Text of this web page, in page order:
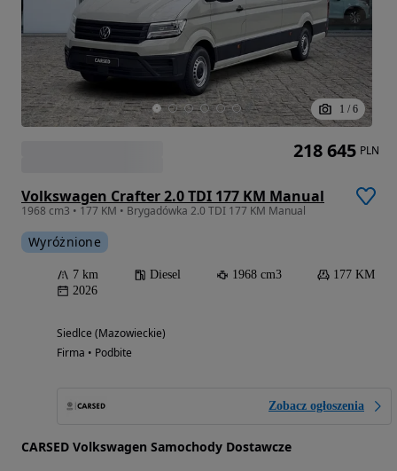
1 / 6
Volkswagen Crafter 2.0 TDI 177 KM Manual
1968 cm3 • 177 KM • Brygadówka 2.0 TDI 177 KM Manual
Wyróżnione
7 km Diesel 1968 cm3
177 KM
2026
Siedlce (Mazowieckie)
Firma • Podbite
Zobacz ogłoszenia
CARSED Volkswagen Samochody Dostawcze
218 645 PLN